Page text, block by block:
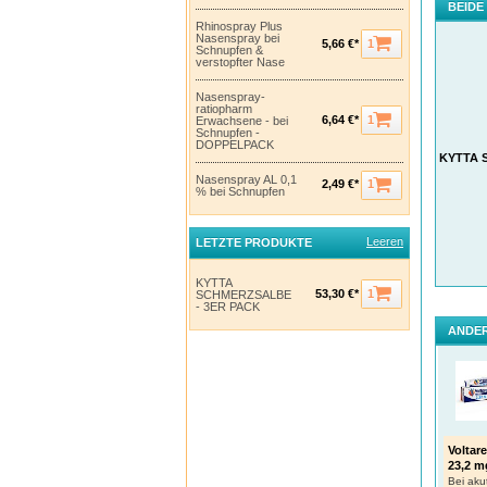
bitte
Bei
Sie
¹
²
³
4Koll
*
KYTTA
23,2
Bei
Rhinospray Plus
Nasenspray bei
Schnupfen &
verstopfter Nase
5,66 €* 1
Nasenspray-
ratiopharm
Erwachsene - bei
Schnupfen -
DOPPELPACK
6,64 €* 1
Nasenspray AL 0,1
% bei Schnupfen
2,49 €* 1
LETZTE PRODUKTE Leeren
KYTTA
SCHMERZSALBE
- 3ER PACK
53,30 €* 1